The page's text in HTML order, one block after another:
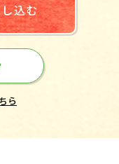
込む
ら